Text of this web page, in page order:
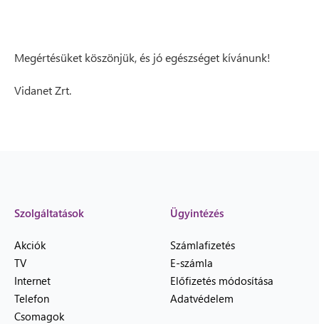
Megértésüket köszönjük, és jó egészséget kívánunk!
Vidanet Zrt.
Szolgáltatások
Akciók
TV
Internet
Telefon
Csomagok
Ügyintézés
Számlafizetés
E-számla
Előfizetés módosítása
Adatvédelem